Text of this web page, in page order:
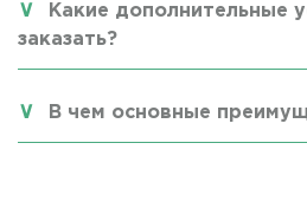
Какие дополнительные
заказать?
В чем основные